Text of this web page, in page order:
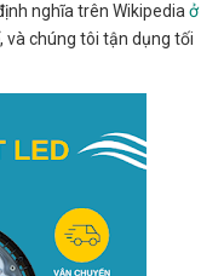
nghĩa trên Wikipedia ở
và chúng tôi tận dụng tối